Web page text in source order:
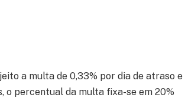
a multa de 0,33% por dia de atraso e
o percentual da multa fixa-se em 20%